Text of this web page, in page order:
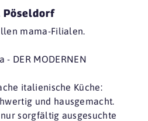
Pöseldorf
mama-Filialen.
- DER MODERNEN
italienische Küche:
und hausgemacht.
sorgfältig ausgesuchte